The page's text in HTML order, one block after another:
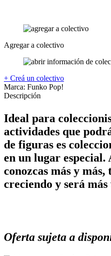
Agregar a colectivo
+ Creá un colectivo
Marca: Funko Pop!
Descripción
Ideal para
actividades que
de figuras es
en un lugar especial.
conozcas más y
creciendo y será
Oferta sujeta a